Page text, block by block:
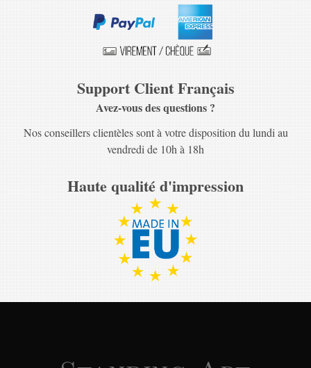
Support Client Français
Avez-vous des questions ?
Nos conseillers clientèles sont à votre disposition du lundi au
vendredi de 10h à 18h
Haute qualité d'impression